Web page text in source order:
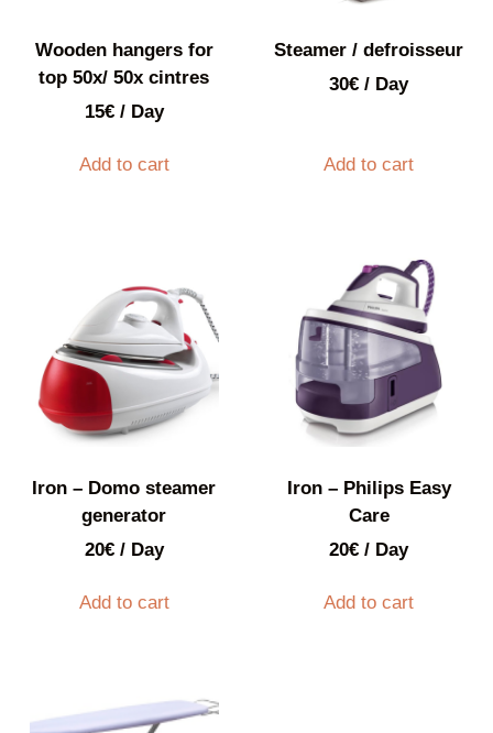
Wooden hangers for
top 50x/ 50x cintres
15€/ Day
Add to cart
Steamer / defroisseur
30€ / Day
Add to cart
Iron – Domo steamer
generator
20€/ Day
Add to cart
Iron – Philips Easy
Care
20€ / Day
Add to cart